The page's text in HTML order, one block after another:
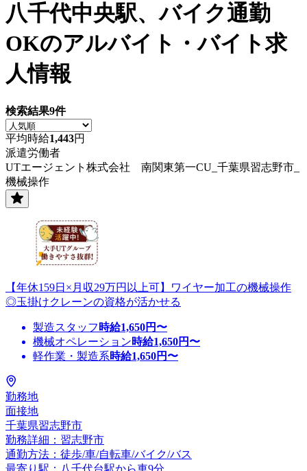
八千代中央駅、バイク通勤
OKのアルバイト・バイト求
人情報
検索結果9件
平均時給1,443円
派遣労働者
UTエージェント株式会社 南関東第一CU_千葉県習志野市_
機械操作
【年休159日×月収29万円以上可】ワイヤー加工の機械操作
◎玉掛けクレーンの資格が活かせる
製造スタッフ 時給1,650円〜
機械オペレーション時給1,650円〜
軽作業・製造系時給1,650円〜
勤務地
面接地
千葉県習志野市
勤務詳細：習志野市
通勤方法：徒歩/車/自転車/バイク/バス
最寄り駅：八千代台駅から車9分